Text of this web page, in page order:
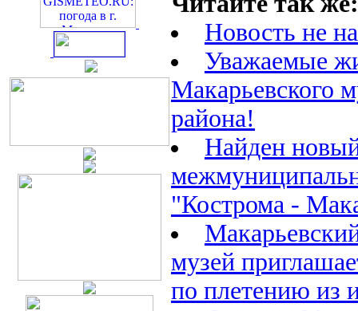
Новость не
Уважаемые
Макарьевского
района!
Найден
"Кострома -
музей
по плетению из